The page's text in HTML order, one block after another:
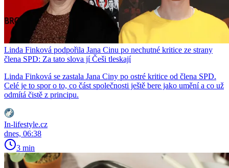
Linda Finková podpořila Jana Cinu po nechutné kritice ze strany
člena SPD: Za tato slova jí Češi tleskají
Linda Finková se zastala Jana Ciny po ostré kritice od člena SPD.
Celé je to spor o to, co část společnosti ještě bere jako umění a co už
odmítá čistě z principu.
In-lifestyle.cz
dnes, 06:38
3 min